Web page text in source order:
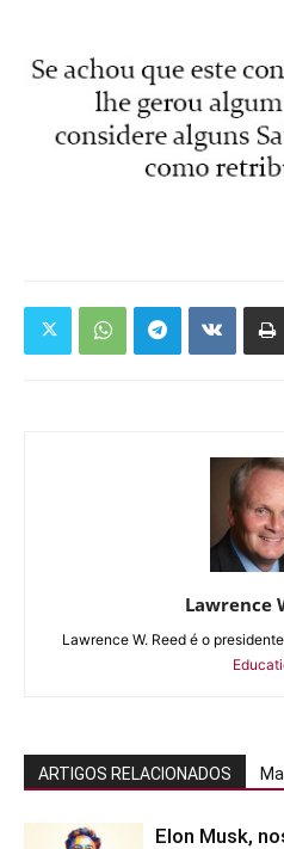
Lawrence
Lawrence W. Reed é o
ARTIGOS RELACIONADOS
Elon Musk,